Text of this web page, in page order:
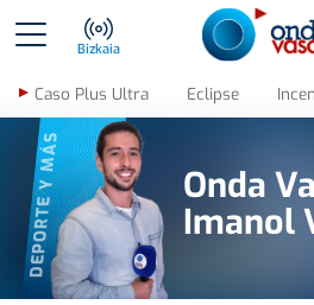
Bizkaia
Caso Plus Ultra Eclipse
DEPORTE Y MÁS
Onda
Imanol